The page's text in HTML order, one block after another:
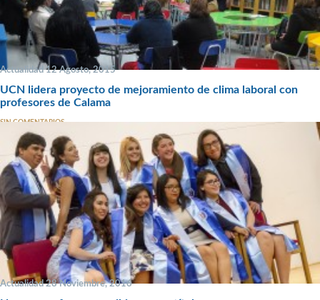
Actualidad 12 Agosto, 2015
UCN lidera proyecto de mejoramiento de clima laboral con
profesores de Calama
SIN COMENTARIOS
Actualidad 28 Noviembre, 2016